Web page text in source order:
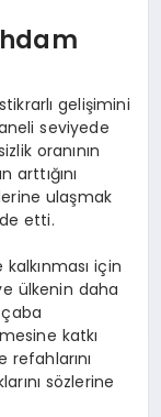
gelişimini
seviyede
oranının
arttığını
ulaşmak
etti.
için
ülkenin daha
katkı
refahlarını
sözlerine